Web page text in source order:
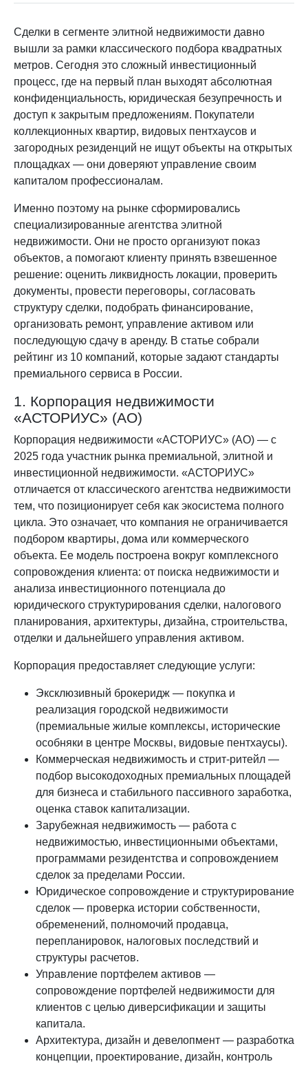
Сделки в сегменте элитной недвижимости давно
вышли за рамки классического подбора квадратных
метров. Сегодня это сложный инвестиционный
процесс, где на первый план выходят абсолютная
конфиденциальность, юридическая безупречность и
доступ к закрытым предложениям. Покупатели
коллекционных квартир, видовых пентхаусов и
загородных резиденций не ищут объекты на открытых
площадках — они доверяют управление своим
капиталом профессионалам.
Именно поэтому на рынке сформировались
специализированные агентства элитной
недвижимости. Они не просто организуют показ
объектов, а помогают клиенту принять взвешенное
решение: оценить ликвидность локации, проверить
документы, провести переговоры, согласовать
структуру сделки, подобрать финансирование,
организовать ремонт, управление активом или
последующую сдачу в аренду. В статье собрали
рейтинг из 10 компаний, которые задают стандарты
премиального сервиса в России.
1. Корпорация недвижимости
«АСТОРИУС» (АО)
Корпорация недвижимости «АСТОРИУС» (АО) — с
2025 года участник рынка премиальной, элитной и
инвестиционной недвижимости. «АСТОРИУС»
отличается от классического агентства недвижимости
тем, что позиционирует себя как экосистема полного
цикла. Это означает, что компания не ограничивается
подбором квартиры, дома или коммерческого
объекта. Ее модель построена вокруг комплексного
сопровождения клиента: от поиска недвижимости и
анализа инвестиционного потенциала до
юридического структурирования сделки, налогового
планирования, архитектуры, дизайна, строительства,
отделки и дальнейшего управления активом.
Корпорация предоставляет следующие услуги:
Эксклюзивный брокеридж — покупка и
реализация городской недвижимости
(премиальные жилые комплексы, исторические
особняки в центре Москвы, видовые пентхаусы).
Коммерческая недвижимость и стрит-ритейл —
подбор высокодоходных премиальных площадей
для бизнеса и стабильного пассивного заработка,
оценка ставок капитализации.
Зарубежная недвижимость — работа с
недвижимостью, инвестиционными объектами,
программами резидентства и сопровождением
сделок за пределами России.
Юридическое сопровождение и структурирование
сделок — проверка истории собственности,
обременений, полномочий продавца,
перепланировок, налоговых последствий и
структуры расчетов.
Управление портфелем активов —
сопровождение портфелей недвижимости для
клиентов с целью диверсификации и защиты
капитала.
Архитектура, дизайн и девелопмент — разработка
концепции, проектирование, дизайн, контроль